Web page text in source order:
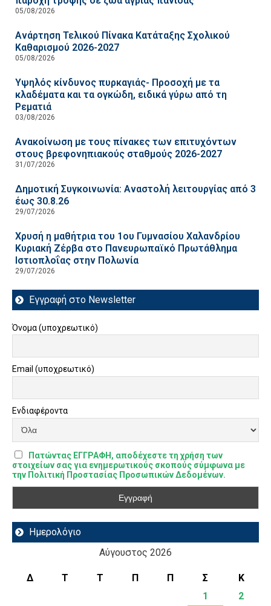
05/08/2026
Ανάρτηση Τελικού Πίνακα Κατάταξης Σχολικού
Καθαρισμού 2026-2027
05/08/2026
Υψηλός κίνδυνος πυρκαγιάς- Προσοχή με τα
κλαδέματα και τα ογκώδη, ειδικά γύρω από τη
Ρεματιά
03/08/2026
Ανακοίνωση με τους πίνακες των επιτυχόντων
στους βρεφονηπιακούς σταθμούς 2026-2027
31/07/2026
Δημοτική Συγκοινωνία: Αναστολή λειτουργίας από 3
έως 30.8.26
29/07/2026
Χρυσή η μαθήτρια του 1ου Γυμνασίου Χαλανδρίου
Κυριακή Ζέρβα στο Πανευρωπαϊκό Πρωτάθλημα
Ιστιοπλοΐας στην Πολωνία
29/07/2026
Εγγραφή στο Newsletter
Όνομα (υποχρεωτικό)
Email (υποχρεωτικό)
Ενδιαφέροντα
Πατώντας ΕΓΓΡΑΦΗ, αποδέχεστε τη χρήση των
στοιχείων σας για ενημερωτικούς σκοπούς σύμφωνα με
την Πολιτική Προστασίας Προσωπικών Δεδομένων.
Ημερολόγιο
Αύγουστος 2026
Δ Τ Τ Π Π Σ
Κ
1
2